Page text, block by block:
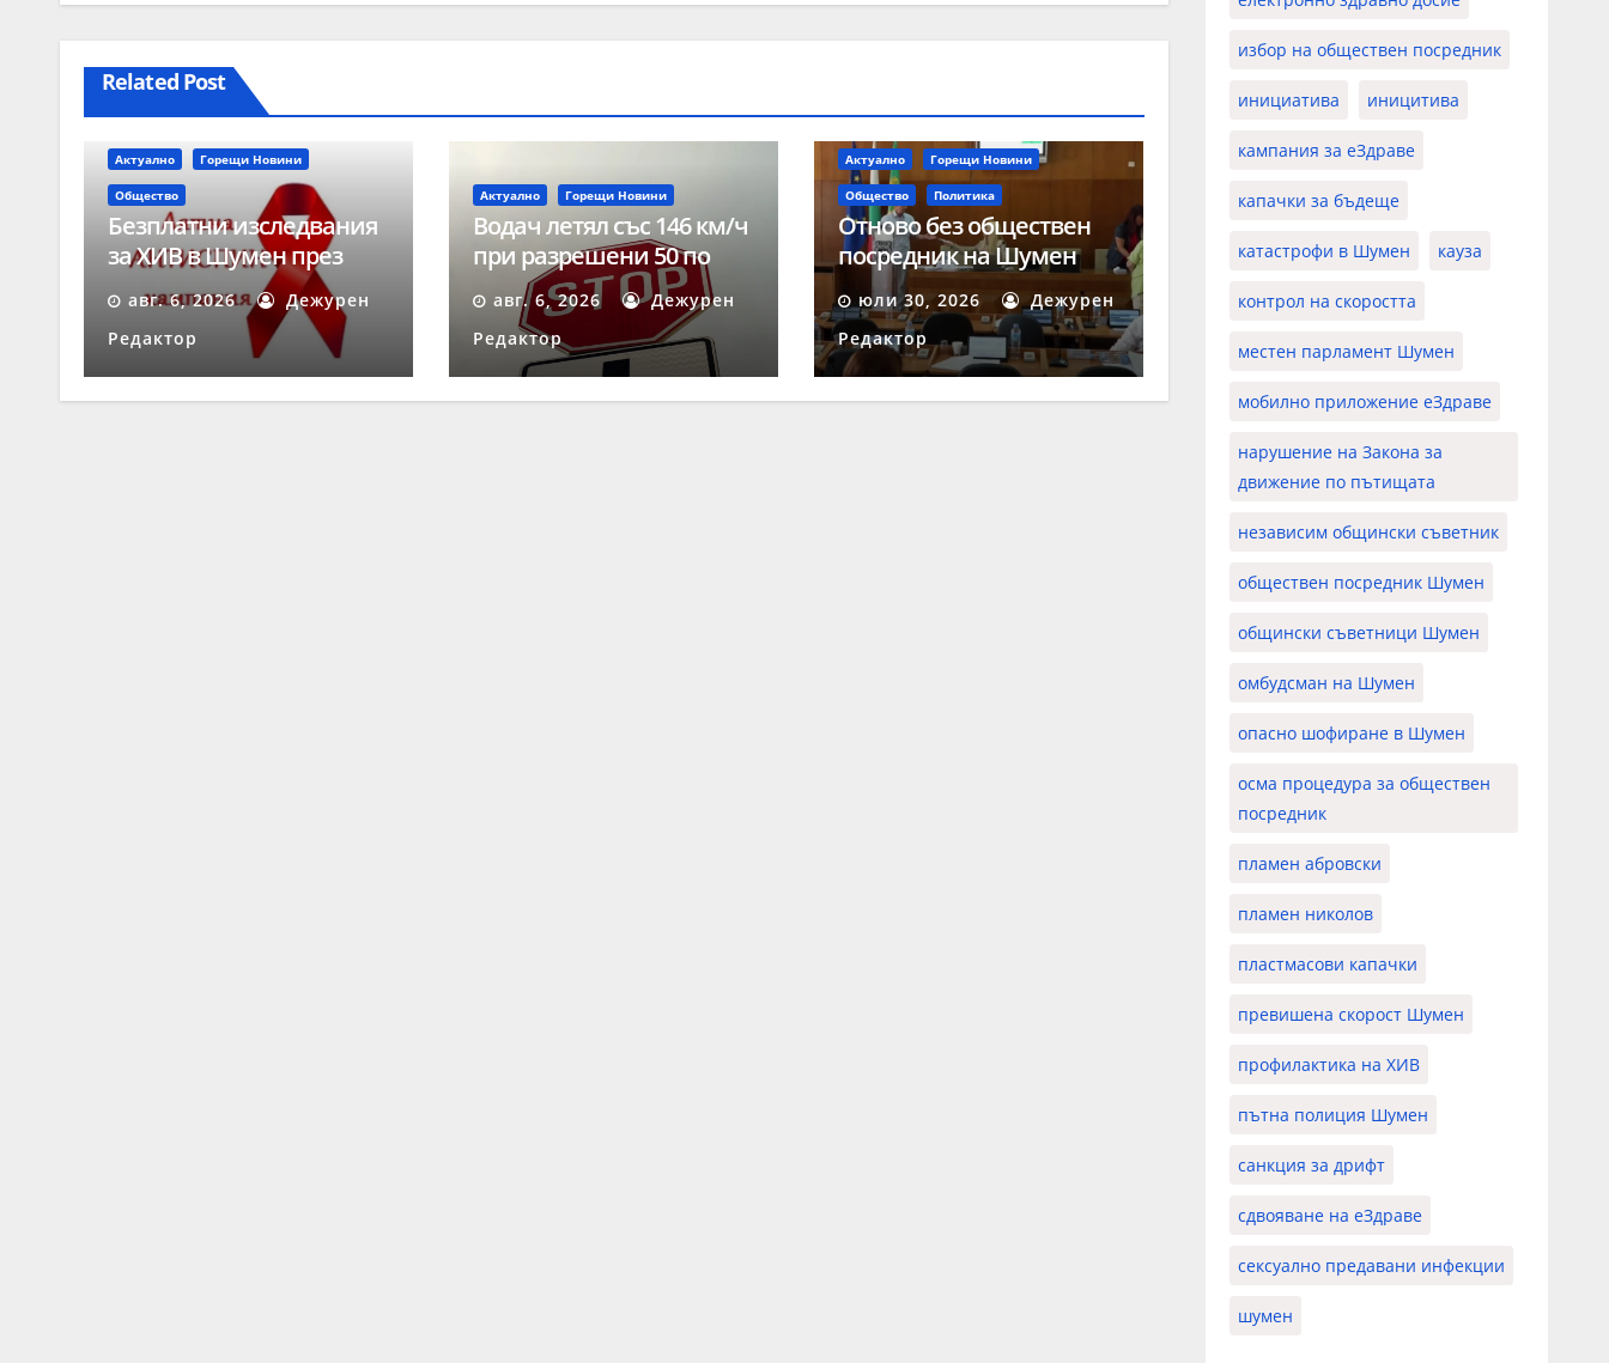
Related Post
Актуално Горещи Новини
Общество
Безплатни изследвания
за ХИВ в Шумен през
август
авг. 6, 2026
Дежурен
Редактор
Актуално Горещи Новини
Водач летял със 146 км/ч
при разрешени 50 по
време на акция
„Скорост“ в Шумен
авг. 6, 2026
Дежурен
Редактор
Актуално Горещи Новини
Общество Политика
Отново без обществен
посредник на Шумен
след осмата поред
процедура
юли 30, 2026
Дежурен
Редактор
избор на обществен посредник
инициатива иницитива
кампания за еЗдраве
капачки за бъдеще
катастрофи в Шумен кауза
контрол на скоростта
местен парламент Шумен
мобилно приложение еЗдраве
нарушение на Закона за
движение по пътищата
независим общински съветник
обществен посредник Шумен
общински съветници Шумен
омбудсман на Шумен
опасно шофиране в Шумен
осма процедура за обществен
посредник
пламен абровски
пламен николов
пластмасови капачки
превишена скорост Шумен
профилактика на ХИВ
пътна полиция Шумен
санкция за дрифт
сдвояване на еЗдраве
сексуално предавани инфекции
шумен